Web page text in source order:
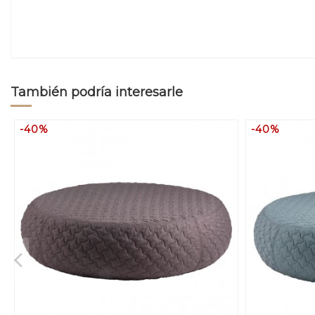
También podría interesarle
-40% -40%